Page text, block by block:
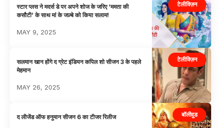
टेलीविज़न
स्टार प्लस ने मदर्स डे पर अपने शोज के जरिए ‘ममता की
कसौटी’ के साथ मां के जज़्बे को किया सलाम!
MAY 9, 2025
टेलीविज़न
सलमान खान होंगे द ग्रेट इंडियन कपिल शो सीजन 3 के पहले
मेहमान
MAY 26, 2025
बॉलीवुड
द लीजेंड ऑफ हनुमान सीजन 6 का टीजर रिलीज